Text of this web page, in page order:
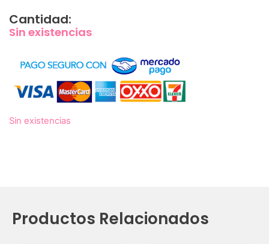
Cantidad:
Sin existencias
Sin existencias
Productos Relacionados